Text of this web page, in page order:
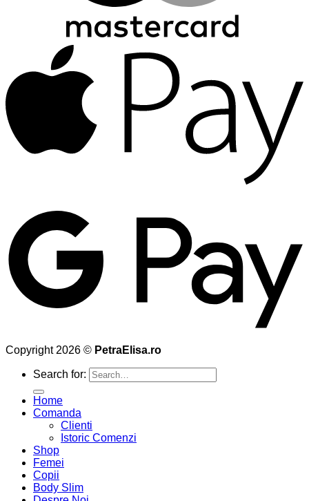
Copyright 2026 © PetraElisa.ro
Search for:
Home
Comanda
Clienti
Istoric Comenzi
Shop
Femei
Copii
Body Slim